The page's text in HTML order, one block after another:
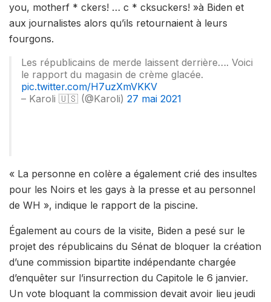
you, motherf * ckers! … c * cksuckers! »à Biden et
aux journalistes alors qu’ils retournaient à leurs
fourgons.
Les républicains de merde laissent derrière…. Voici
le rapport du magasin de crème glacée.
pic.twitter.com/H7uzXmVKKV
– Karoli 🇺🇸 ​​(@Karoli) 27 mai 2021
« La personne en colère a également crié des insultes
pour les Noirs et les gays à la presse et au personnel
de WH », indique le rapport de la piscine.
Également au cours de la visite, Biden a pesé sur le
projet des républicains du Sénat de bloquer la création
d’une commission bipartite indépendante chargée
d’enquêter sur l’insurrection du Capitole le 6 janvier.
Un vote bloquant la commission devait avoir lieu jeudi